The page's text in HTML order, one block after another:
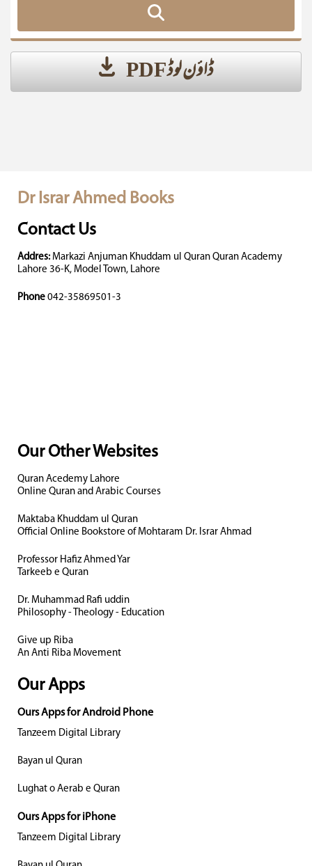
ڈاؤن لوڈ PDF
Dr Israr Ahmed Books
Contact Us
Addres: Markazi Anjuman Khuddam ul Quran Quran Academy
Lahore 36-K, Model Town, Lahore
Phone 042-35869501-3
Our Other Websites
Quran Acedemy Lahore
Online Quran and Arabic Courses
Maktaba Khuddam ul Quran
Official Online Bookstore of Mohtaram Dr. Israr Ahmad
Professor Hafiz Ahmed Yar
Tarkeeb e Quran
Dr. Muhammad Rafi uddin
Philosophy - Theology - Education
Give up Riba
An Anti Riba Movement
Our Apps
Ours Apps for Android Phone
Tanzeem Digital Library
Bayan ul Quran
Lughat o Aerab e Quran
Ours Apps for iPhone
Tanzeem Digital Library